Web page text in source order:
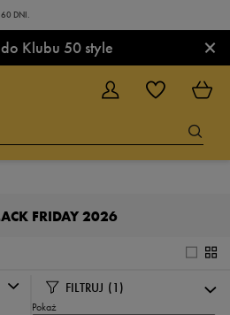
60 DNI.
Klubu 50 style ×
FRIDAY 2026
FILTRUJ (1)
Pokaż